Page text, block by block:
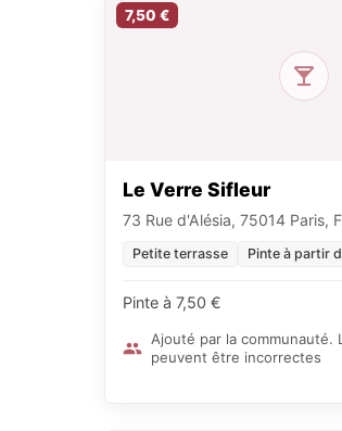
7,50 €
Le Verre Sifleur
73 Rue d'Alésia, 75014 Paris,
Petite terrasse Pinte à partir
Pinte à 7,50 €
Ajouté par la communauté.
peuvent être incorrectes